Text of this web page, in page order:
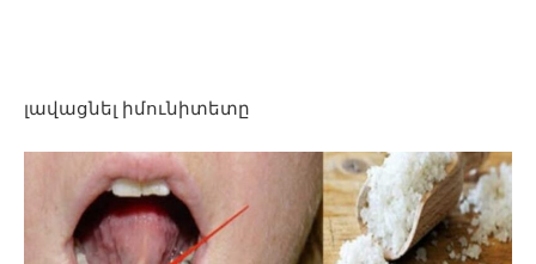
լավացնել իմունիտետը